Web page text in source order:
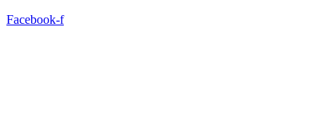
Facebook-f